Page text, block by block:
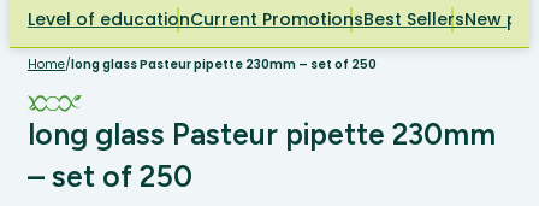
Level of educationCurrent PromotionsBest SellersNew
Home/long glass Pasteur pipette 230mm – set of 250
long glass Pasteur pipette 230mm
– set of 250